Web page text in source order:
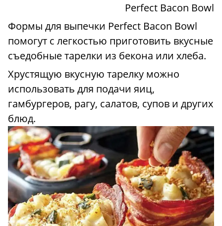
Perfect Bacon Bowl
Формы для выпечки Perfect Bacon Bowl
помогут с легкостью приготовить вкусные
съедобные тарелки из бекона или хлеба.
Хрустящую вкусную тарелку можно
использовать для подачи яиц,
гамбургеров, рагу, салатов, супов и других
блюд.